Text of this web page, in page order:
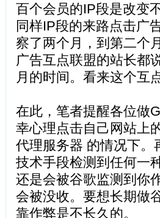
百个会员的IP段是改变
同样IP段的来路点击广
察了两个月，到第二个
广告互点联盟的站长都
月的时间。看来这个互
在此，笔者提醒各位做
幸心理点击自己网站上
代理服务器 的情况下。
技术手段检测到任何一
还是会被谷歌监测到你
会被没收。要想长期做
靠作弊是不长久的。